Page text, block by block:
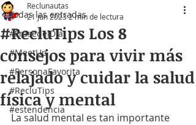
Todas las entradas
#FrasedelDía
#MeetUp
#PersonaFavorita
#RecluTips
#estendencia
#RecluTips Los 8
consejos para vivir más
relajado y cuidar la salud
física y mental
Reclunautas
21 jun 20232 min de lectura
La salud mental es tan importante